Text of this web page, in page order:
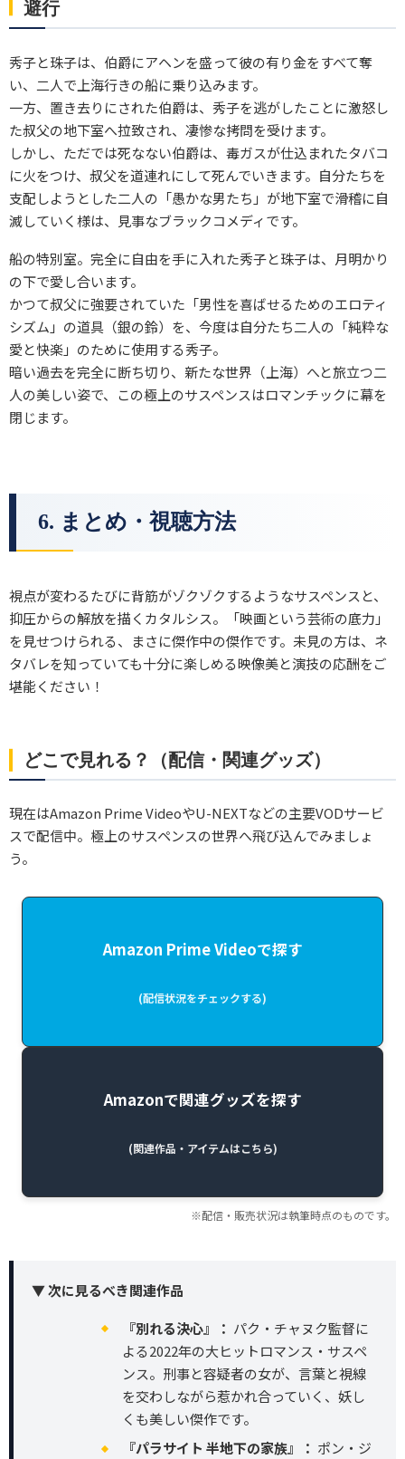
避行
秀子と珠子は、伯爵にアヘンを盛って彼の有り金をすべて奪
い、二人で上海行きの船に乗り込みます。
一方、置き去りにされた伯爵は、秀子を逃がしたことに激怒し
た叔父の地下室へ拉致され、凄惨な拷問を受けます。
しかし、ただでは死なない伯爵は、毒ガスが仕込まれたタバコ
に火をつけ、叔父を道連れにして死んでいきます。自分たちを
支配しようとした二人の「愚かな男たち」が地下室で滑稽に自
滅していく様は、見事なブラックコメディです。
船の特別室。完全に自由を手に入れた秀子と珠子は、月明かり
の下で愛し合います。
かつて叔父に強要されていた「男性を喜ばせるためのエロティ
シズム」の道具（銀の鈴）を、今度は自分たち二人の「純粋な
愛と快楽」のために使用する秀子。
暗い過去を完全に断ち切り、新たな世界（上海）へと旅立つ二
人の美しい姿で、この極上のサスペンスはロマンチックに幕を
閉じます。
6. まとめ・視聴方法
視点が変わるたびに背筋がゾクゾクするようなサスペンスと、
抑圧からの解放を描くカタルシス。「映画という芸術の底力」
を見せつけられる、まさに傑作中の傑作です。未見の方は、ネ
タバレを知っていても十分に楽しめる映像美と演技の応酬をご
堪能ください！
どこで見れる？（配信・関連グッズ）
現在はAmazon Prime VideoやU-NEXTなどの主要VODサービ
スで配信中。極上のサスペンスの世界へ飛び込んでみましょ
う。
Amazon Prime Videoで探す
(配信状況をチェックする)
Amazonで関連グッズを探す
(関連作品・アイテムはこちら)
※配信・販売状況は執筆時点のものです。
▼ 次に見るべき関連作品
『別れる決心』： パク・チャヌク監督に
よる2022年の大ヒットロマンス・サスペ
ンス。刑事と容疑者の女が、言葉と視線
を交わしながら惹かれ合っていく、妖し
くも美しい傑作です。
『パラサイト 半地下の家族』： ポン・ジ